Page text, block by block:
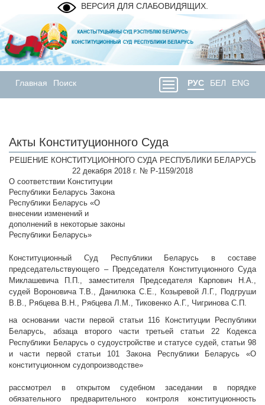
ВЕРСИЯ ДЛЯ СЛАБОВИДЯЩИХ.
Главная Поиск РУС БЕЛ ENG
Акты Конституционного Суда
РЕШЕНИЕ КОНСТИТУЦИОННОГО СУДА РЕСПУБЛИКИ БЕЛАРУСЬ
22 декабря 2018 г. № Р-1159/2018
О соответствии Конституции
Республики Беларусь Закона
Республики Беларусь «О
внесении изменений и
дополнений в некоторые законы
Республики Беларусь»
Конституционный Суд Республики Беларусь в составе
председательствующего – Председателя Конституционного Суда
Миклашевича П.П., заместителя Председателя Карпович Н.А.,
судей Вороновича Т.В., Данилюка С.Е., Козыревой Л.Г., Подгруши
В.В., Рябцева В.Н., Рябцева Л.М., Тиковенко А.Г., Чигринова С.П.
на основании части первой статьи 116 Конституции Республики
Беларусь, абзаца второго части третьей статьи 22 Кодекса
Республики Беларусь о судоустройстве и статусе судей, статьи 98
и части первой статьи 101 Закона Республики Беларусь «О
конституционном судопроизводстве»
рассмотрел в открытом судебном заседании в порядке
обязательного предварительного контроля конституционность